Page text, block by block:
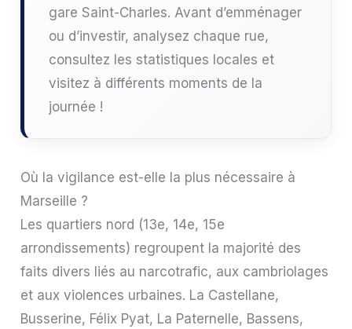
gare Saint-Charles. Avant d’emménager
ou d’investir, analysez chaque rue,
consultez les statistiques locales et
visitez à différents moments de la
journée !
Où la vigilance est-elle la plus nécessaire à
Marseille ?
Les quartiers nord (13e, 14e, 15e
arrondissements) regroupent la majorité des
faits divers liés au narcotrafic, aux cambriolages
et aux violences urbaines. La Castellane,
Busserine, Félix Pyat, La Paternelle, Bassens,